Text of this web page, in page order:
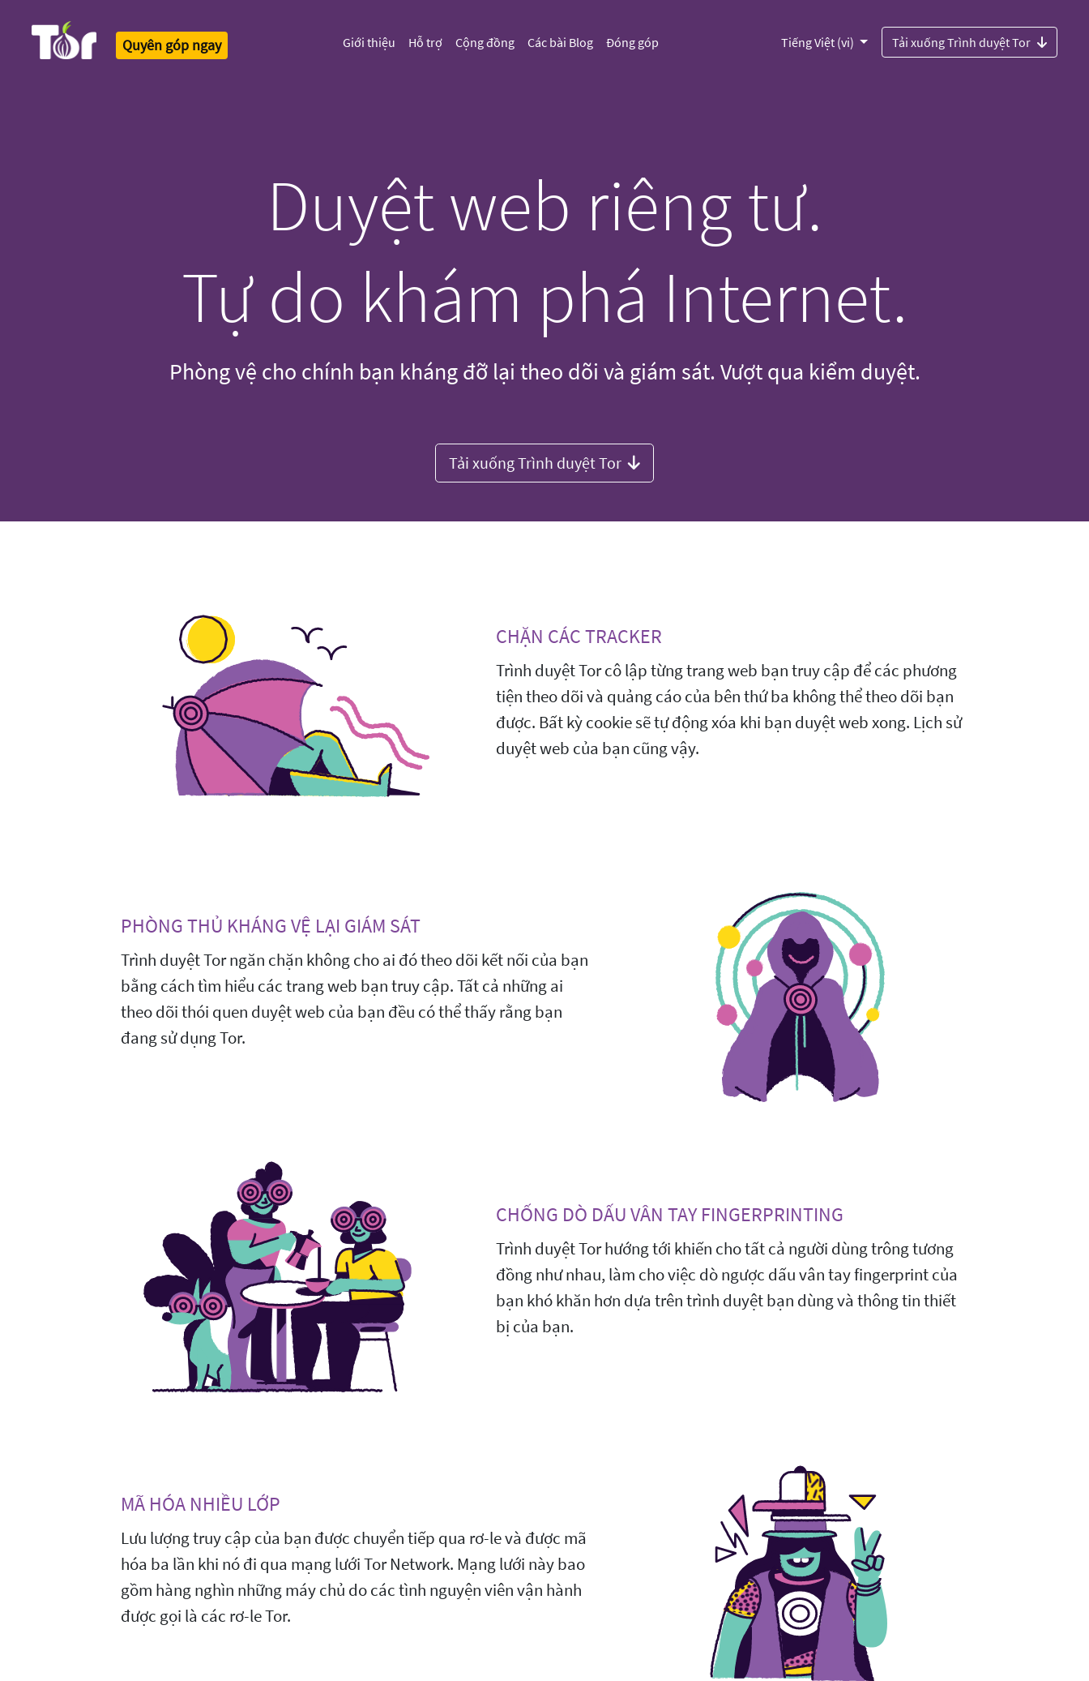
Quyên góp ngay Giới thiệu Hỗ trợ Cộng đồng Các bài Blog Đóng góp Tiếng Việt (vi) Tải xuống Trình duyệt Tor
Duyệt web riêng tư.
Tự do khám phá Internet.
Phòng vệ cho chính bạn kháng đỡ lại theo dõi và giám sát. Vượt qua kiểm duyệt.
Tải xuống Trình duyệt Tor
CHẶN CÁC TRACKER
Trình duyệt Tor cô lập từng trang web bạn truy cập để các phương
tiện theo dõi và quảng cáo của bên thứ ba không thể theo dõi bạn
được. Bất kỳ cookie sẽ tự động xóa khi bạn duyệt web xong. Lịch sử
duyệt web của bạn cũng vậy.
PHÒNG THỦ KHÁNG VỆ LẠI GIÁM SÁT
Trình duyệt Tor ngăn chặn không cho ai đó theo dõi kết nối của bạn
bằng cách tìm hiểu các trang web bạn truy cập. Tất cả những ai
theo dõi thói quen duyệt web của bạn đều có thể thấy rằng bạn
đang sử dụng Tor.
CHỐNG DÒ DẤU VÂN TAY FINGERPRINTING
Trình duyệt Tor hướng tới khiến cho tất cả người dùng trông tương
đồng như nhau, làm cho việc dò ngược dấu vân tay fingerprint của
bạn khó khăn hơn dựa trên trình duyệt bạn dùng và thông tin thiết
bị của bạn.
MÃ HÓA NHIỀU LỚP
Lưu lượng truy cập của bạn được chuyển tiếp qua rơ-le và được mã
hóa ba lần khi nó đi qua mạng lưới Tor Network. Mạng lưới này bao
gồm hàng nghìn những máy chủ do các tình nguyện viên vận hành
được gọi là các rơ-le Tor.